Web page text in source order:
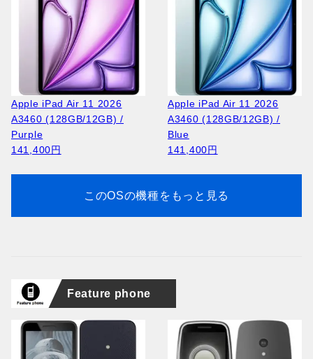
Apple iPad Air 11 2026
A3460 (128GB/12GB) /
Purple
141,400円
Apple iPad Air 11 2026
A3460 (128GB/12GB) /
Blue
141,400円
このOSの機種をもっと見る
Feature phone